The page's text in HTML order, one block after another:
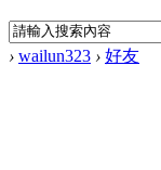
› wailun323 › 好友